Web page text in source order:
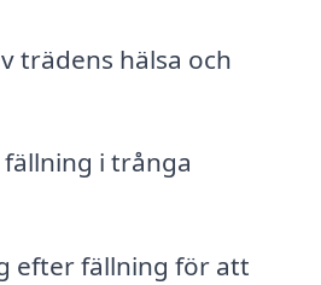
trädens hälsa och
fällning i trånga
efter fällning för att